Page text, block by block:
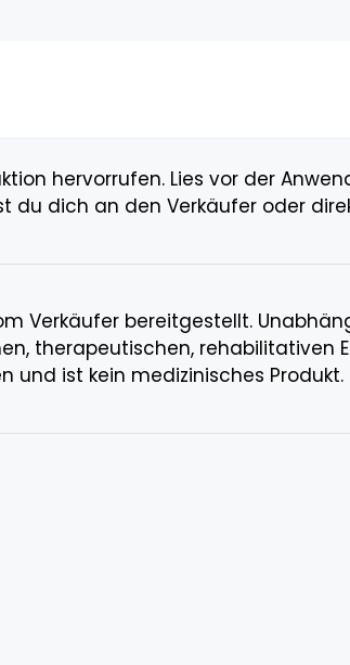
hervorrufen. Lies vor der
du dich an den Verkäufer oder
Verkäufer bereitgestellt.
therapeutischen,
ist kein medizinisches Produkt.